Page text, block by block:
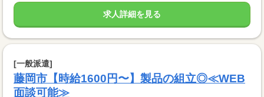
求人詳細を見る
[一般派遣]
藤岡市【時給1600円〜】製品の組立◎≪WEB
面談可能≫